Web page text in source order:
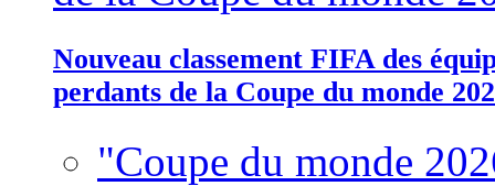
Nouveau classement FIFA des
perdants de la Coupe du monde
"Coupe du monde